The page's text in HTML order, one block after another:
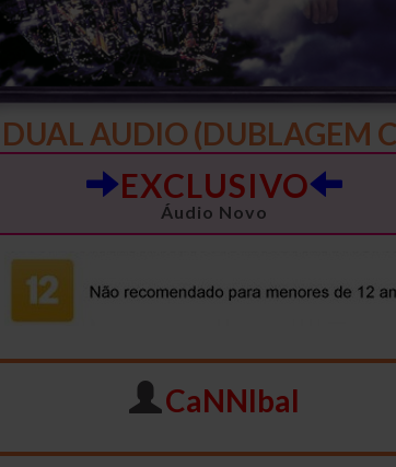
AUDIO (DUBLAGEM
EXCLUSIVO
Áudio Novo
CaNNIbal